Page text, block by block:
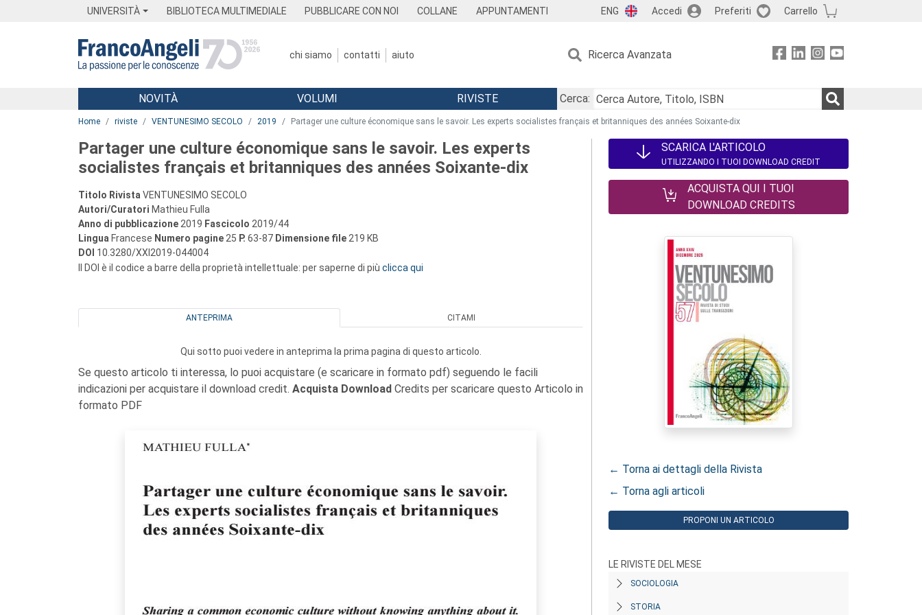
UNIVERSITÀ BIBLIOTECA MULTIMEDIALE PUBBLICARE CON NOI COLLANE APPUNTAMENTI ENG Accedi Preferiti Carrello
chi siamo contatti aiuto Ricerca Avanzata
Menu
NOVITÀ VOLUMI RIVISTE
Cerca:
Home riviste VENTUNESIMO SECOLO 2019 Partager une culture économique sans le savoir. Les experts socialistes français et britanniques des années Soixante-dix
Partager une culture économique sans le savoir. Les experts
socialistes français et britanniques des années Soixante-dix
Titolo Rivista VENTUNESIMO SECOLO
Autori/Curatori Mathieu Fulla
Anno di pubblicazione 2019 Fascicolo 2019/44
Lingua Francese Numero pagine 25 P. 63-87 Dimensione file 219 KB
DOI 10.3280/XXI2019-044004
Il DOI è il codice a barre della proprietà intellettuale: per saperne di più clicca qui
ANTEPRIMA CITAMI
Qui sotto puoi vedere in anteprima la prima pagina di questo articolo.
Se questo articolo ti interessa, lo puoi acquistare (e scaricare in formato pdf) seguendo le facili
indicazioni per acquistare il download credit. Acquista Download Credits per scaricare questo Articolo in
formato PDF
SCARICA L'ARTICOLO
UTILIZZANDO I TUOI DOWNLOAD CREDIT
ACQUISTA QUI I TUOI
DOWNLOAD CREDITS
← Torna ai dettagli della Rivista
← Torna agli articoli
PROPONI UN ARTICOLO
LE RIVISTE DEL MESE
SOCIOLOGIA
STORIA